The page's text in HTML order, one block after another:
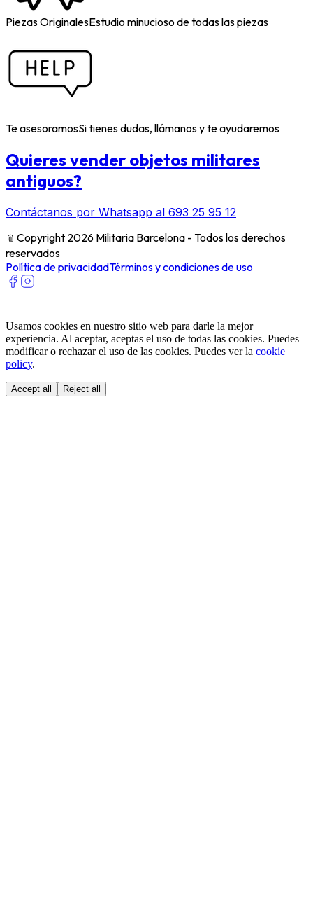
Piezas OriginalesEstudio minucioso de todas las piezas
Te asesoramosSi tienes dudas, llámanos y te ayudaremos
Quieres vender objetos militares
antiguos?
Contáctanos por Whatsapp al 693 25 95 12
﹫ Copyright 2026 Militaria Barcelona - Todos los derechos
reservados
Política de privacidadTérminos y condiciones de uso
Usamos cookies en nuestro sitio web para darle la mejor
experiencia. Al aceptar, aceptas el uso de todas las cookies. Puedes
modificar o rechazar el uso de las cookies. Puedes ver la cookie
policy.
Accept all Reject all